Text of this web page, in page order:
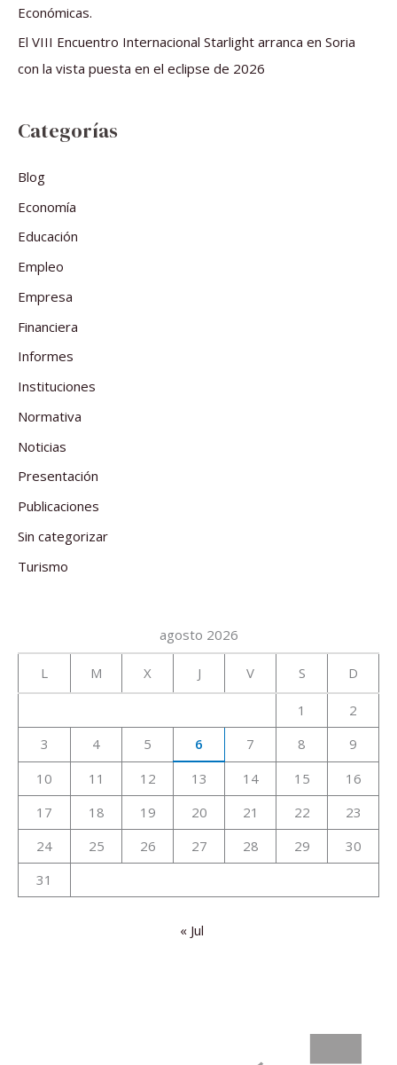
Económicas.
El VIII Encuentro Internacional Starlight arranca en Soria
con la vista puesta en el eclipse de 2026
Categorías
Blog
Economía
Educación
Empleo
Empresa
Financiera
Informes
Instituciones
Normativa
Noticias
Presentación
Publicaciones
Sin categorizar
Turismo
agosto 2026
L M X J V S D
1
2
3
4 5 6 7 8
9
10
11 12 13 14 15
16
17
18 19 20 21 22
23
24
25 26 27 28 29
30
31
« Jul